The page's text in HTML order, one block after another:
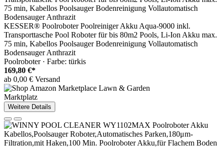
KESSER® Poolroboter Poolreiniger Akku Aqua-9000 inkl.
Transporttasche Pool Roboter für bis 80m2 Pools, Li-Ion Akku max.
75 min, Kabellos Poolsauger Bodenreinigung Vollautomatisch
Bodensauger Anthrazit
Poolroboter · Farbe: türkis
169,80 €*
ab 0,00 € Versand
Marktplatz
Weitere Details